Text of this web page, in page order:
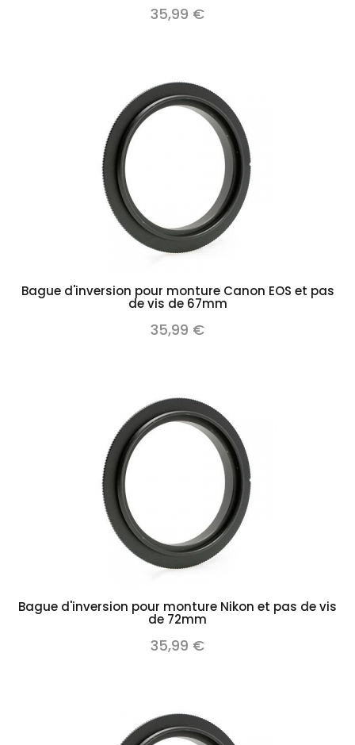
35,99 €
Bague d'inversion pour monture Canon EOS et pas
de vis de 67mm
35,99 €
Bague d'inversion pour monture Nikon et pas de vis
de 72mm
35,99 €